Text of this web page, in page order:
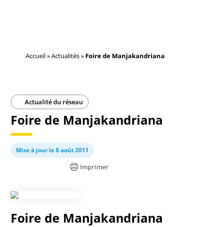
Accueil»Actualités» Foire de Manjakandriana
Actualité du réseau
Foire de Manjakandriana
Mise à jour le 8 août 2011
Imprimer
Foire de Manjakandriana